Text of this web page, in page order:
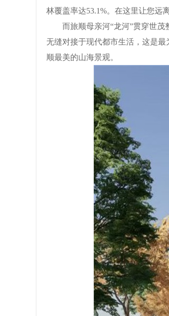
林覆盖率达53.1%。 在这里让您远
而旅顺母亲河“龙河”贯穿世
无缝对接于现代都市生活，这是
顺最美的山海景观。